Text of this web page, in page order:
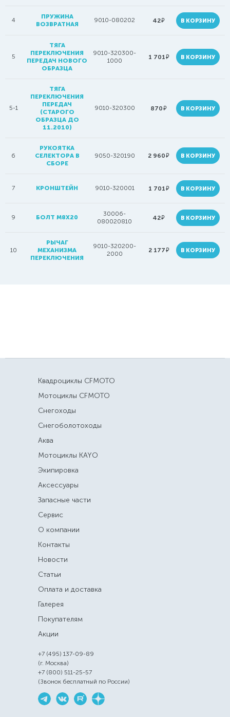
4
ПРУЖИНА
ВОЗВРАТНАЯ
9010-080202 42руб. В КОРЗИНУ
5
ТЯГА
ПЕРЕКЛЮЧЕНИЯ
ПЕРЕДАЧ НОВОГО
ОБРАЗЦА
9010-320300-
1000
1 701руб. В КОРЗИНУ
5-1
ТЯГА
ПЕРЕКЛЮЧЕНИЯ
ПЕРЕДАЧ
(СТАРОГО
ОБРАЗЦА ДО
11.2010)
9010-320300 870руб. В КОРЗИНУ
6
РУКОЯТКА
СЕЛЕКТОРА В
СБОРЕ
9050-320190 2 960руб. В КОРЗИНУ
7 КРОНШТЕЙН 9010-320001 1 701руб. В КОРЗИНУ
9 БОЛТ M8X20
30006-
080020810
42руб. В КОРЗИНУ
10
РЫЧАГ
МЕХАНИЗМА
ПЕРЕКЛЮЧЕНИЯ
9010-320200-
2000
2 177руб. В КОРЗИНУ
Квадроциклы CFMOTO
Мотоциклы CFMOTO
Снегоходы
Снегоболотоходы
Аква
Мотоциклы KAYO
Экипировка
Аксессуары
Запасные части
Сервис
О компании
Контакты
Новости
Статьи
Оплата и доставка
Галерея
Покупателям
Акции
+7 (495) 137-09-89
(г. Москва)
+7 (800) 511-25-57
(Звонок бесплатный по России)